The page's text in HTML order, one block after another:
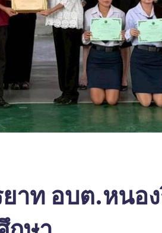
าท อบต.หนอ